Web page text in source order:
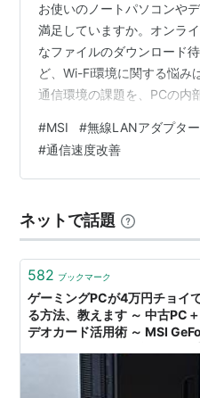
た。
MSI ( 音楽 ) えむえすあい
DAWソフトウェア Music
称。
詳細は同項を参照。
お使いのノートパソコンや
満足していますか。オンラ
なファイルのダウンロード
ど、Wi-Fi環境に関する悩み
通信環境の課題を、PCの内
スアイコンピュータージャ
規格であるWi-Fi 7に対応し
プター「BE6500 WiFi 7
応のパソコンでもUSBポー
#MSI #無線LANアダプター
#通信速度改善
ネットで話題
582 ブックマーク
ゲーミングPCが4万円チョイ
る方法、教えます ～ 中古PC
デオカード活用術 ～ MSI